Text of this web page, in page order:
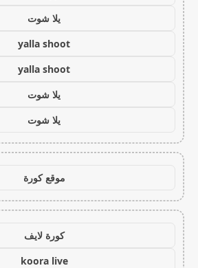
يلا شوت
yalla shoot
yalla shoot
يلا شوت
يلا شوت
موقع كورة
كورة لايف
koora live